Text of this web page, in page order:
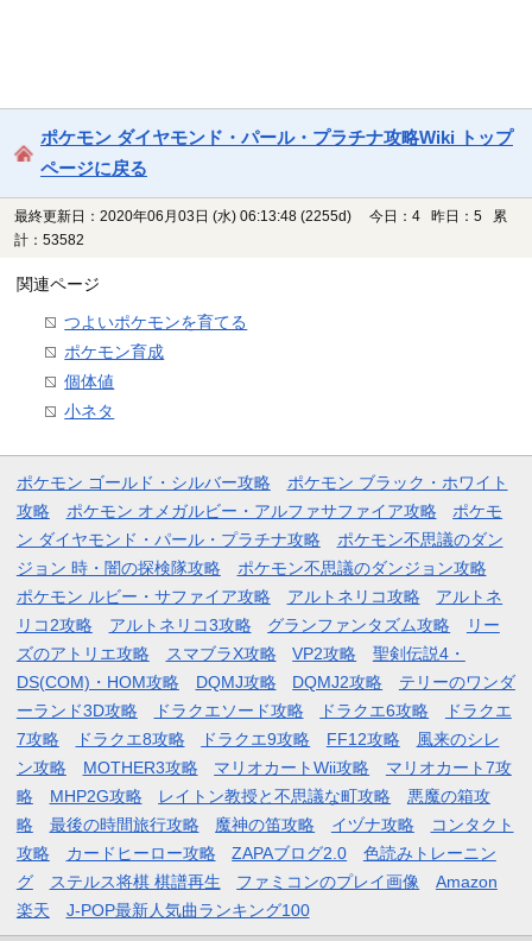
ポケモン ダイヤモンド・パール・プラチナ攻略Wiki トップ
ページに戻る
最終更新日：2020年06月03日 (水) 06:13:48 (2255d)
今日：4 昨日：5 累
計：53582
関連ページ
つよいポケモンを育てる
ポケモン育成
個体値
小ネタ
ポケモン ゴールド・シルバー攻略
ポケモン ブラック・ホワイト
攻略
ポケモン オメガルビー・アルファサファイア攻略
ポケモ
ン ダイヤモンド・パール・プラチナ攻略
ポケモン不思議のダン
ジョン 時・闇の探検隊攻略
ポケモン不思議のダンジョン攻略
ポケモン ルビー・サファイア攻略
アルトネリコ攻略
アルトネ
リコ2攻略
アルトネリコ3攻略 グランファンタズム攻略
リー
ズのアトリエ攻略
スマブラX攻略 VP2攻略
聖剣伝説4・
DS(COM)・HOM攻略
DQMJ攻略 DQMJ2攻略
テリーのワンダ
ーランド3D攻略
ドラクエソード攻略 ドラクエ6攻略
ドラクエ
7攻略
ドラクエ8攻略 ドラクエ9攻略 FF12攻略
風来のシレ
ン攻略
MOTHER3攻略 マリオカートWii攻略
マリオカート7攻
略
MHP2G攻略 レイトン教授と不思議な町攻略
悪魔の箱攻
略
最後の時間旅行攻略 魔神の笛攻略 イヅナ攻略
コンタクト
攻略
カードヒーロー攻略 ZAPAブログ2.0
色読みトレーニン
グ
ステルス将棋 棋譜再生 ファミコンのプレイ画像
Amazon
楽天
J-POP最新人気曲ランキング100